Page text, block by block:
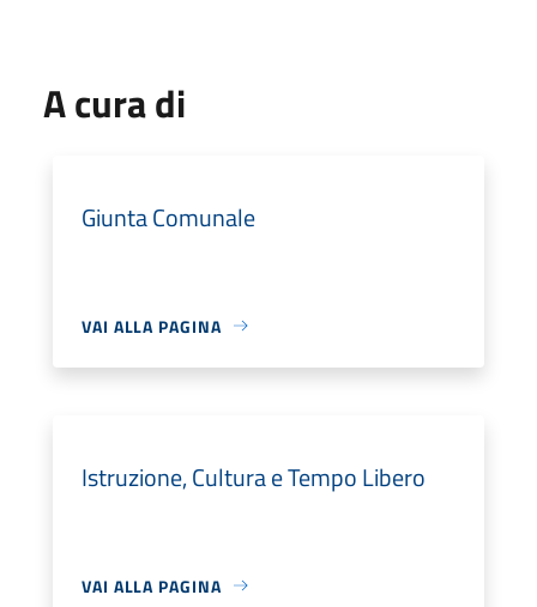
A cura di
Giunta Comunale
VAI ALLA PAGINA
Istruzione, Cultura e Tempo Libero
VAI ALLA PAGINA